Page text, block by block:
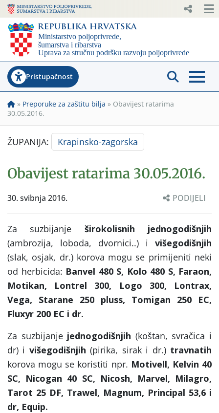
Pristupačnost
» Preporuke za zaštitu bilja » Obavijest ratarima
30.05.2016.
ŽUPANIJA: Krapinsko-zagorska
Obavijest ratarima 30.05.2016.
30. svibnja 2016. PODIJELI
Za suzbijanje širokolisnih jednogodišnjih
(ambrozija, loboda, dvornici..) i višegodišnjih
(slak, osjak, dr.) korova mogu se primijeniti neki
od herbicida: Banvel 480 S, Kolo 480 S, Faraon,
Motikan, Lontrel 300, Logo 300, Lontrax,
Vega, Starane 250 pluss, Tomigan 250 EC,
Fluxyr 200 EC i dr.
Za suzbijanje jednogodišnjih (koštan, svračica i
dr) i višegodišnjih(pirika, sirak i dr.) travnatih
korova mogu se koristiti npr. Motivell, Kelvin 40
SC, Nicogan 40 SC, Nicosh, Marvel, Milagro,
Tarot 25 DF, Trawel, Magnum, Principal 53,6 i
dr, Equip.